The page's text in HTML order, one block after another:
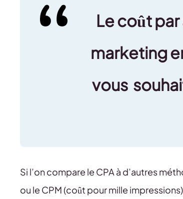
Le coût
marketing
vous
Si l’on compare le CPA à d’autres
ou le CPM (coût pour mille